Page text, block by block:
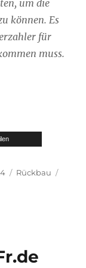
um die
können. Es
für
muss.
Kategorien
Rückbau